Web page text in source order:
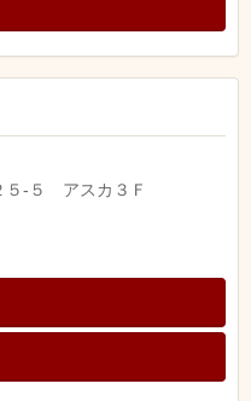
５-５ アスカ３Ｆ